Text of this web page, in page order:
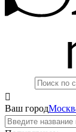

Ваш город